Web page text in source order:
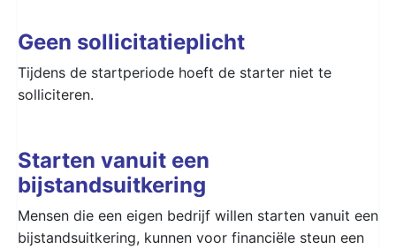
Geen sollicitatieplicht
Tijdens de startperiode hoeft de starter niet te
solliciteren.
Starten vanuit een
bijstandsuitkering
Mensen die een eigen bedrijf willen starten vanuit een
bijstandsuitkering, kunnen voor financiële steun een